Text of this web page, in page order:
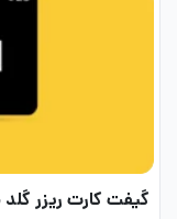
گیفت کارت ریزر